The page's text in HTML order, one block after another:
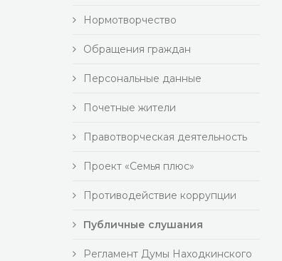
Нормотворчество
Обращения граждан
Персональные данные
Почетные жители
Правотворческая деятельность
Проект «Семья плюс»
Противодействие коррупции
Публичные слушания
Регламент Думы Находкинского